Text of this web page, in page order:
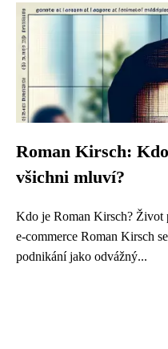
Roman Kirsch:
všichni mluví?
Kdo je Roman Kirsch? Život
e-commerce Roman Kirsch
podnikání jako odvážný...